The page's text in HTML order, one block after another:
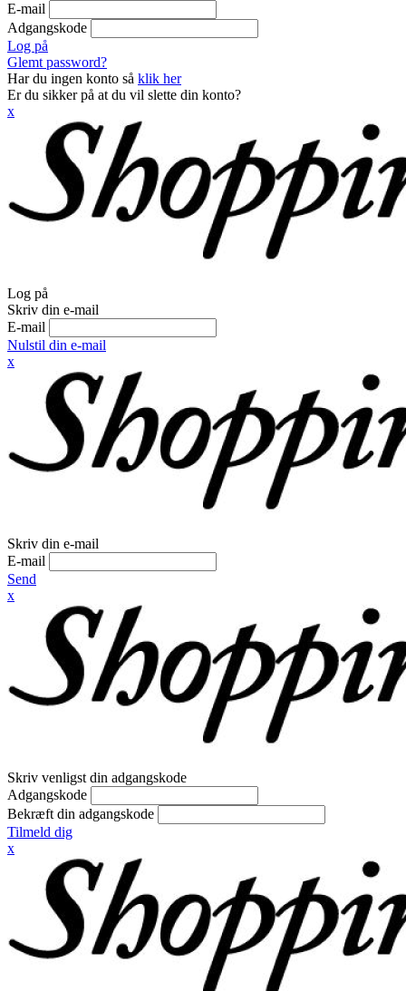
E-mail
Adgangskode
Log på
Glemt password?
Har du ingen konto så klik her
Er du sikker på at du vil slette din konto?
x
Log på
Skriv din e-mail
E-mail
Nulstil din e-mail
x
Skriv din e-mail
E-mail
Send
x
Skriv venligst din adgangskode
Adgangskode
Bekræft din adgangskode
Tilmeld dig
x